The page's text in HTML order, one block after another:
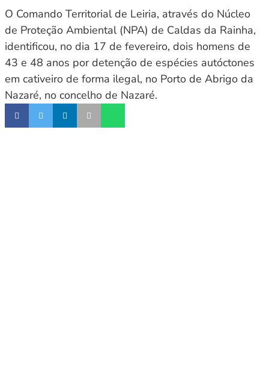
O Comando Territorial de Leiria, através do Núcleo
de Proteção Ambiental (NPA) de Caldas da Rainha,
identificou, no dia 17 de fevereiro, dois homens de
43 e 48 anos por detenção de espécies autóctones
em cativeiro de forma ilegal, no Porto de Abrigo da
Nazaré, no concelho de Nazaré.